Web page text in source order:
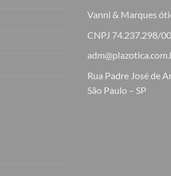
Vanni & Marques
CNPJ 74.237.298/
Rua Padre José de
São Paulo – SP